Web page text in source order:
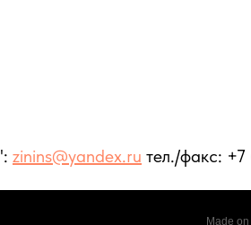
zinins@yandex.ru тел./факс:
Made on